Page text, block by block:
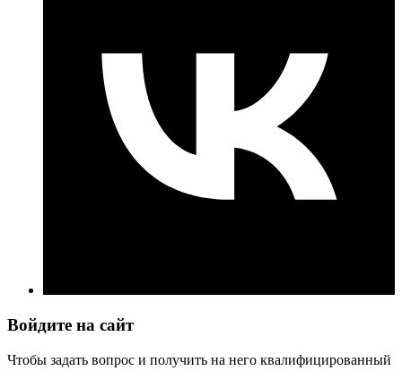
Войдите на сайт
Чтобы задать вопрос и получить на него квалифицированный